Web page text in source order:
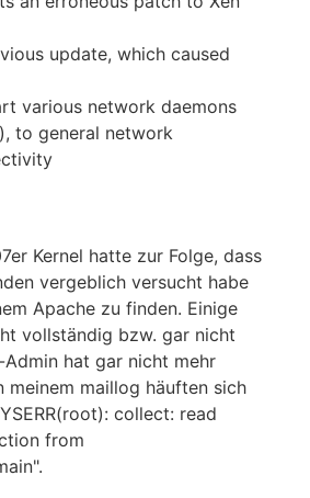
update, which caused
various network daemons
to general network
Kernel hatte zur Folge, dass
vergeblich versucht habe
Apache zu finden. Einige
vollständig bzw. gar nicht
hat gar nicht mehr
maillog häuften sich
collect: read
from